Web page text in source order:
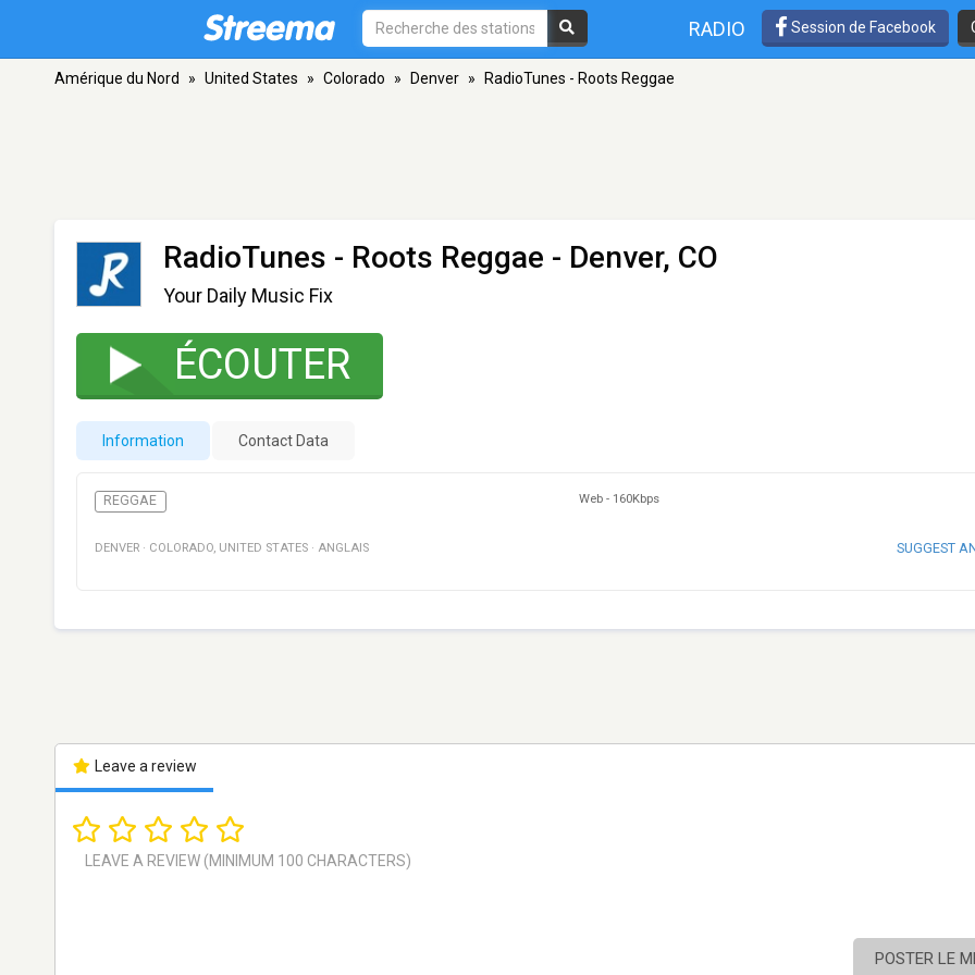
RADIO Session de Facebook
Amérique du Nord » United States » Colorado » Denver » RadioTunes - Roots Reggae
RadioTunes - Roots Reggae - Denver, CO
Your Daily Music Fix
ÉCOUTER
Information Contact Data
REGGAE Web - 160Kbps
DENVER · COLORADO, UNITED STATES · ANGLAIS SUGGEST
Leave a review
POSTER LE